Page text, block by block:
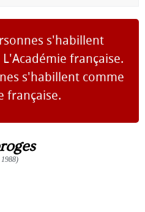
s'habillent
française.
s'habillent comme
française.